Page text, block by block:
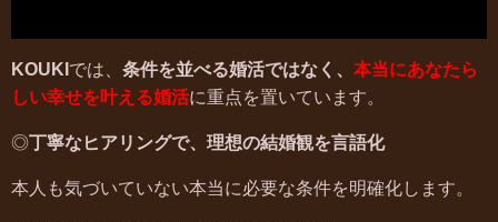
KOUKI では、 条件を並べる婚活ではなく、 本当にあなたら
しい幸せを叶える婚活に重点を置いています。
◎丁寧なヒアリングで、理想の結婚観を言語化
本人も気づいていない本当に必要な条件を明確化します。